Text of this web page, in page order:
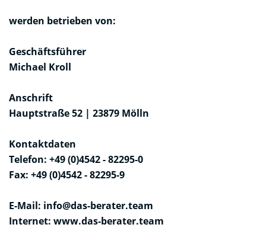
werden betrieben von:
Geschäftsführer
Michael Kroll
Anschrift
Hauptstraße 52 | 23879 Mölln
Kontaktdaten
Telefon: +49 (0)4542 - 82295-0
Fax: +49 (0)4542 - 82295-9
E-Mail: info@das-berater.team
Internet: www.das-berater.team